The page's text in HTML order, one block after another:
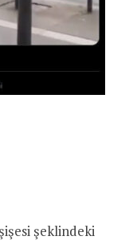
şeklindeki